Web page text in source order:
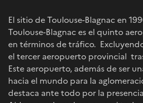
El sitio de Toulouse-Blagnac en
Toulouse-Blagnac es el quinto
en términos de tráfico.
el tercer aeropuerto provincial
Este aeropuerto, además de ser
hacia el mundo para la
destaca ante todo por la